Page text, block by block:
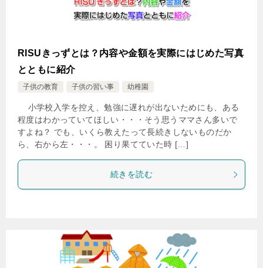
RISUきっずとは？内容や金額を実際にはじめた写真
とともに紹介
子供の教育 子供の習い事 幼稚園
小学校入学を控え、勉強に遅れが出ないためにも、ある
程度はわかっていてほしい・・・そう思うママさん多いで
すよね？ でも、いくら教えたって長続きしないものだか
ら、右から左・・・。 困り果てていた時 […]
続きを読む